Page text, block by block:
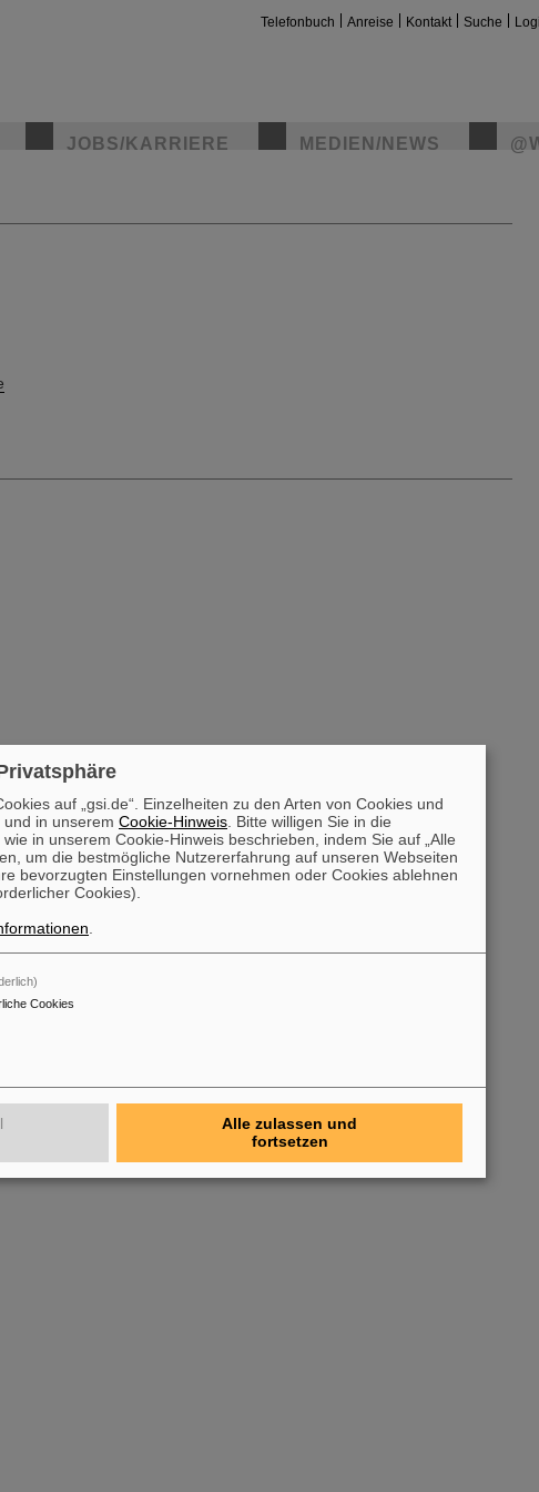
Telefonbuch Anreise Kontakt Suche
JOBS/KARRIERE MEDIEN/NEWS
instagramlinkedinyoutube
auf „gsi.de“. Einzelheiten zu den Arten von Cookies und
in unserem Cookie-Hinweis . Bitte willigen Sie in die
in unserem Cookie-Hinweis beschrieben, indem Sie auf „Alle
um die bestmögliche Nutzererfahrung auf unseren Webseiten
bevorzugten Einstellungen vornehmen oder Cookies ablehnen
Cookies).
Cookies
Alle zulassen und
fortsetzen